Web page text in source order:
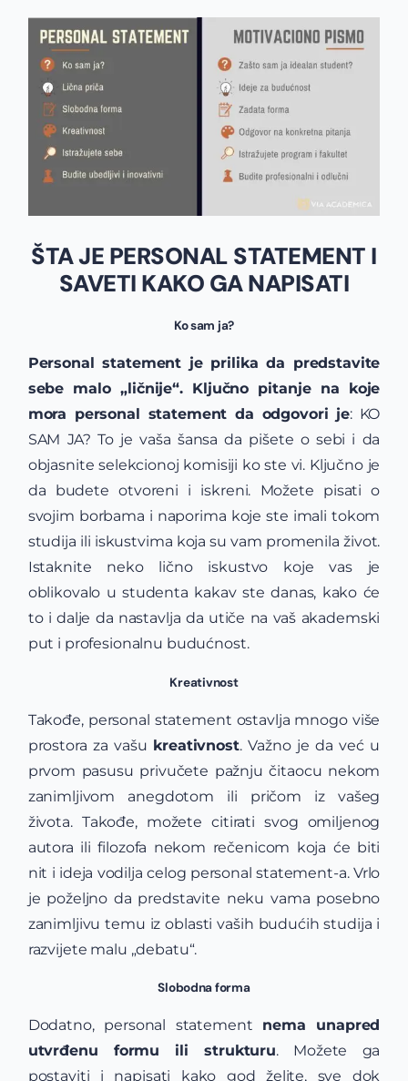
ŠTA JE PERSONAL STATEMENT I
SAVETI KAKO GA NAPISATI
Ko sam ja?
Personal statement je prilika da predstavite
sebe malo „ličnije“. Ključno pitanje na koje
mora personal statement da odgovori je: KO
SAM JA? To je vaša šansa da pišete o sebi i da
objasnite selekcionoj komisiji ko ste vi. Ključno je
da budete otvoreni i iskreni. Možete pisati o
svojim borbama i naporima koje ste imali tokom
studija ili iskustvima koja su vam promenila život.
Istaknite neko lično iskustvo koje vas je
oblikovalo u studenta kakav ste danas, kako će
to i dalje da nastavlja da utiče na vaš akademski
put i profesionalnu budućnost.
Kreativnost
Takođe, personal statement ostavlja mnogo više
prostora za vašu kreativnost. Važno je da već u
prvom pasusu privučete pažnju čitaocu nekom
zanimljivom anegdotom ili pričom iz vašeg
života. Takođe, možete citirati svog omiljenog
autora ili filozofa nekom rečenicom koja će biti
nit i ideja vodilja celog personal statement-a. Vrlo
je poželjno da predstavite neku vama posebno
zanimljivu temu iz oblasti vaših budućih studija i
razvijete malu „debatu“.
Slobodna forma
Dodatno, personal statement nema unapred
utvrđenu formu ili strukturu. Možete ga
postaviti i napisati kako god želite, sve dok